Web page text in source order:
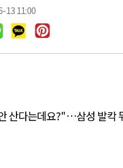
13 11:00
산다는데요?"…삼성 발칵